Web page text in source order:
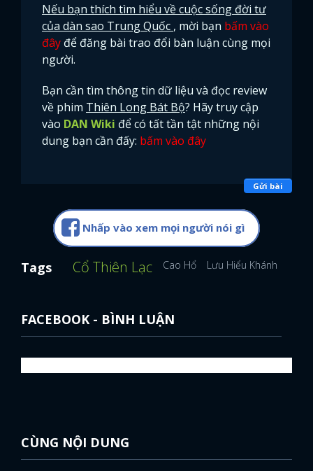
Nếu bạn thích tìm hiểu về cuộc sống đời tư
của dàn sao Trung Quốc , mời bạn bấm vào
đây để đăng bài trao đổi bàn luận cùng mọi
người.
Bạn cần tìm thông tin dữ liệu và đọc review
về phim Thiên Long Bát Bộ? Hãy truy cập
vào DAN Wiki để có tất tần tật những nội
dung bạn cần đấy: bấm vào đây
Gửi bài
Nhấp vào xem mọi người nói gì
Tags Cổ Thiên Lạc Cao Hổ Lưu Hiểu Khánh
FACEBOOK - BÌNH LUẬN
CÙNG NỘI DUNG